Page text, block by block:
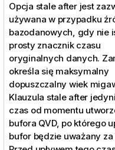
Opcja stale afterjest
używana w przypadku
bazodanowych, gdy nie
prosty znacznik czasu
oryginalnych danych.
określa się maksymalny
dopuszczalny wiek
Klauzula stale after
czas od momentu
bufora QVD, po którego
bufor będzie uważany za